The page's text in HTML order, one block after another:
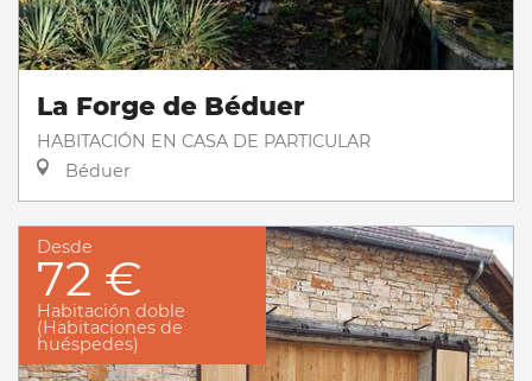
La Forge de Béduer
HABITACIÓN EN CASA DE PARTICULAR
Béduer
Desde
72 €
Habitación doble
(Habitaciones de
huéspedes)